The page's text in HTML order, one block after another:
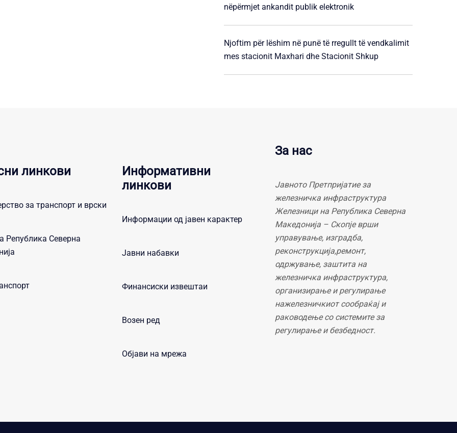
nëpërmjet ankandit publik elektronik
Njoftim për lëshim në punë të rregullt të vendkalimit
mes stacionit Maxhari dhe Stacionit Shkup
линкови
за транспорт и врски
Република Северна
Информативни
линкови
Информации од јавен карактер
Јавни набавки
Финансиски извештаи
Возен ред
Објави на мрежа
За нас
Јавното Претпријатие за
железничка инфраструктура
Железници на Република Северна
Македонија – Скопје врши
управување, изградба,
реконструкција,ремонт,
одржување, заштита на
железничка инфраструктура,
организирање и регулирање
нажелезничкиот сообраќај и
раководење со системите за
регулирање и безбедност.